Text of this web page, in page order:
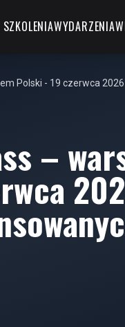
SZKOLENIAWYDARZENIA
Polski - 19 czerwca
–